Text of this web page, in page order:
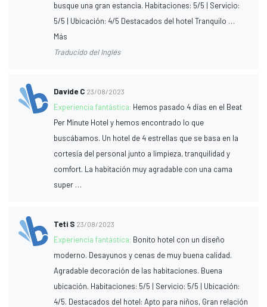
busque una gran estancia. Habitaciones: 5/5 | Servicio:
5/5 | Ubicación: 4/5 Destacados del hotel Tranquilo …
Más
Traducido del Inglés
Davide C 23/08/2023
Experiencia fantástica: Hemos pasado 4 días en el Beat
Per Minute Hotel y hemos encontrado lo que
buscábamos. Un hotel de 4 estrellas que se basa en la
cortesía del personal junto a limpieza, tranquilidad y
comfort. La habitación muy agradable con una cama
super …
Teti S 23/08/2023
Experiencia fantástica: Bonito hotel con un diseño
moderno. Desayunos y cenas de muy buena calidad.
Agradable decoración de las habitaciones. Buena
ubicación. Habitaciones: 5/5 | Servicio: 5/5 | Ubicación:
4/5. Destacados del hotel: Apto para niños, Gran relación